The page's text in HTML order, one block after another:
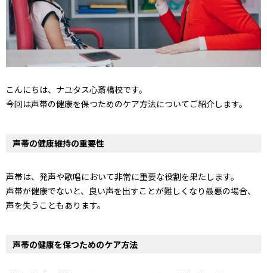
こんにちは、ナユタス心斎橋校です。
今回は声帯の健康を保つためのケア方法についてご紹介します。
声帯の健康維持の重要性
声帯は、発声や歌唱において非常に重要な役割を果たします。
声帯が健康でないと、良い声を出すことが難しくなり最悪の場合、
声を失うこともあります。
声帯の健康を保つためのケア方法